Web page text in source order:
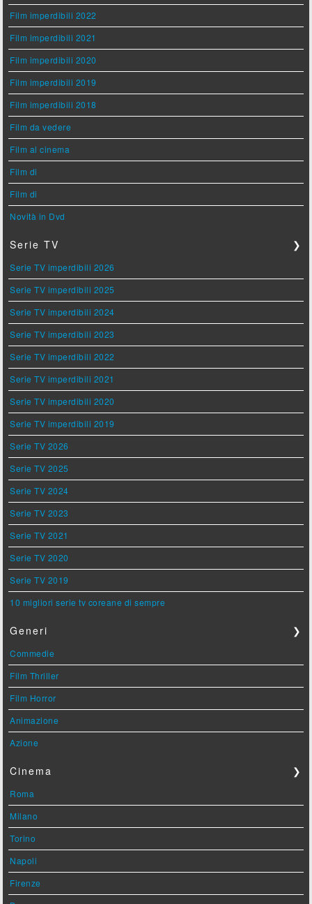
Film imperdibili 2022
Film imperdibili 2021
Film imperdibili 2020
Film imperdibili 2019
Film imperdibili 2018
Film da vedere
Film al cinema
Film di
Film di
Novità in Dvd
Serie TV ❯
Serie TV imperdibili 2026
Serie TV imperdibili 2025
Serie TV imperdibili 2024
Serie TV imperdibili 2023
Serie TV imperdibili 2022
Serie TV imperdibili 2021
Serie TV imperdibili 2020
Serie TV imperdibili 2019
Serie TV 2026
Serie TV 2025
Serie TV 2024
Serie TV 2023
Serie TV 2021
Serie TV 2020
Serie TV 2019
10 migliori serie tv coreane di sempre
Generi ❯
Commedie
Film Thriller
Film Horror
Animazione
Azione
Cinema ❯
Roma
Milano
Torino
Napoli
Firenze